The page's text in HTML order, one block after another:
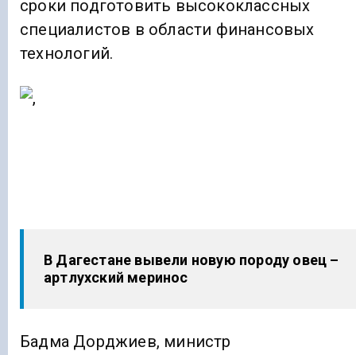
сроки подготовить высококлассных
специалистов в области финансовых
технологий.
В Дагестане вывели новую породу овец –
артлухский меринос
Бадма Дорджиев, министр